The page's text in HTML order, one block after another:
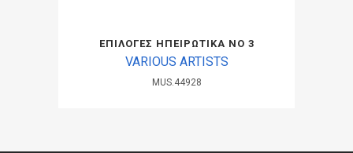
ΕΠΙΛΟΓΕΣ ΗΠΕΙΡΩΤΙΚΑ ΝΟ 3
VARIOUS ARTISTS
MUS.44928